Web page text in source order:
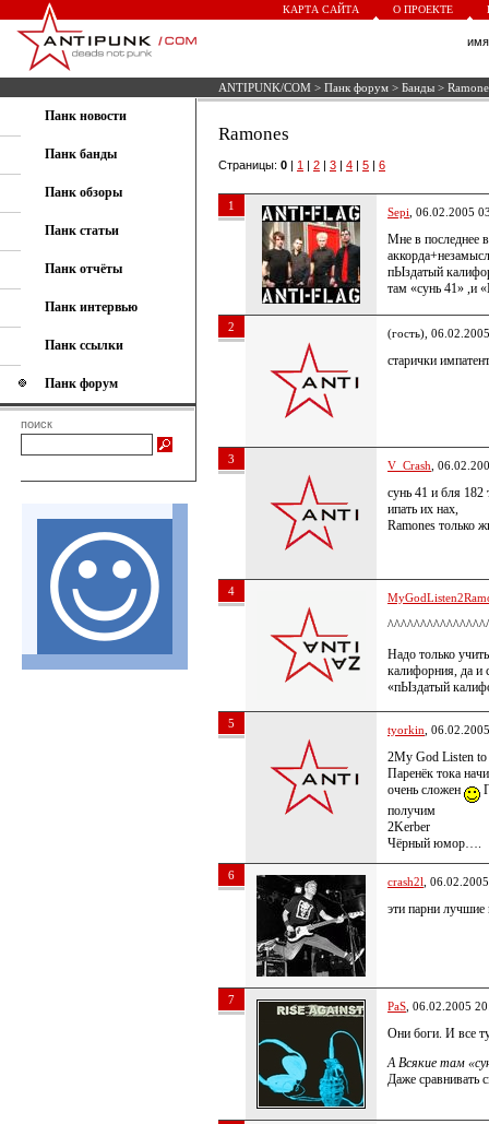
КАРТА САЙТА О ПРОЕКТЕ
ANTIPUNK/COM > Панк форум > Банды >
Панк новости
Панк банды
Панк обзоры
Панк статьи
Панк отчёты
Панк интервью
Панк ссылки
Панк форум
поиск
Ramones
Страницы: 0 | 1 | 2 | 3 | 4 | 5 | 6
1 Sepi , 06.02.2005
Мне в последнее
пЫздатый
там «сунь 41» ,и
2 (гость),
старички
3 V_Crash ,
сунь 41 и бля 182
ипать их нах,
Ramones только
4
Надо только
калифорния, да и
«пЫздатый
5 tyorkin ,
2My God Listen to
Паренёк тока
очень сложен
получим
2Kerber
Чёрный юмор….
6 crash2l ,
эти парни
7 PaS , 06.02.2005
Они боги. И все
А Всякие там
Даже сравнивать